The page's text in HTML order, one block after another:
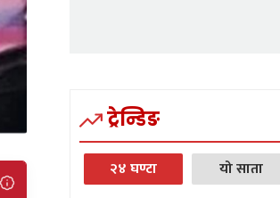
ट्रेन्डिङ
२४ घण्टा यो साता